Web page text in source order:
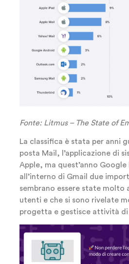
Fonte: Litmus – The State of
La classifica è stata per anni
posta Mail, l’applicazione di
Apple, ma quest’anno
all’interno di Gmail due
sembrano essere state molto
utenti e che si sono rivelate
progetta e gestisce attività di